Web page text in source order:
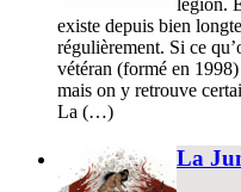
légion.
existe depuis bien
régulièrement. Si ce
vétéran (formé en
mais on y retrouve
La (…)
La